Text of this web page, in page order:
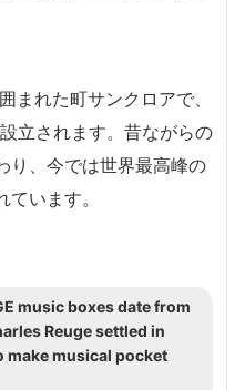
まれた町サンクロアで、
立されます。昔ながらの
り、今では世界最高峰の
います。
music boxes date from
Reuge settled in
make musical pocket